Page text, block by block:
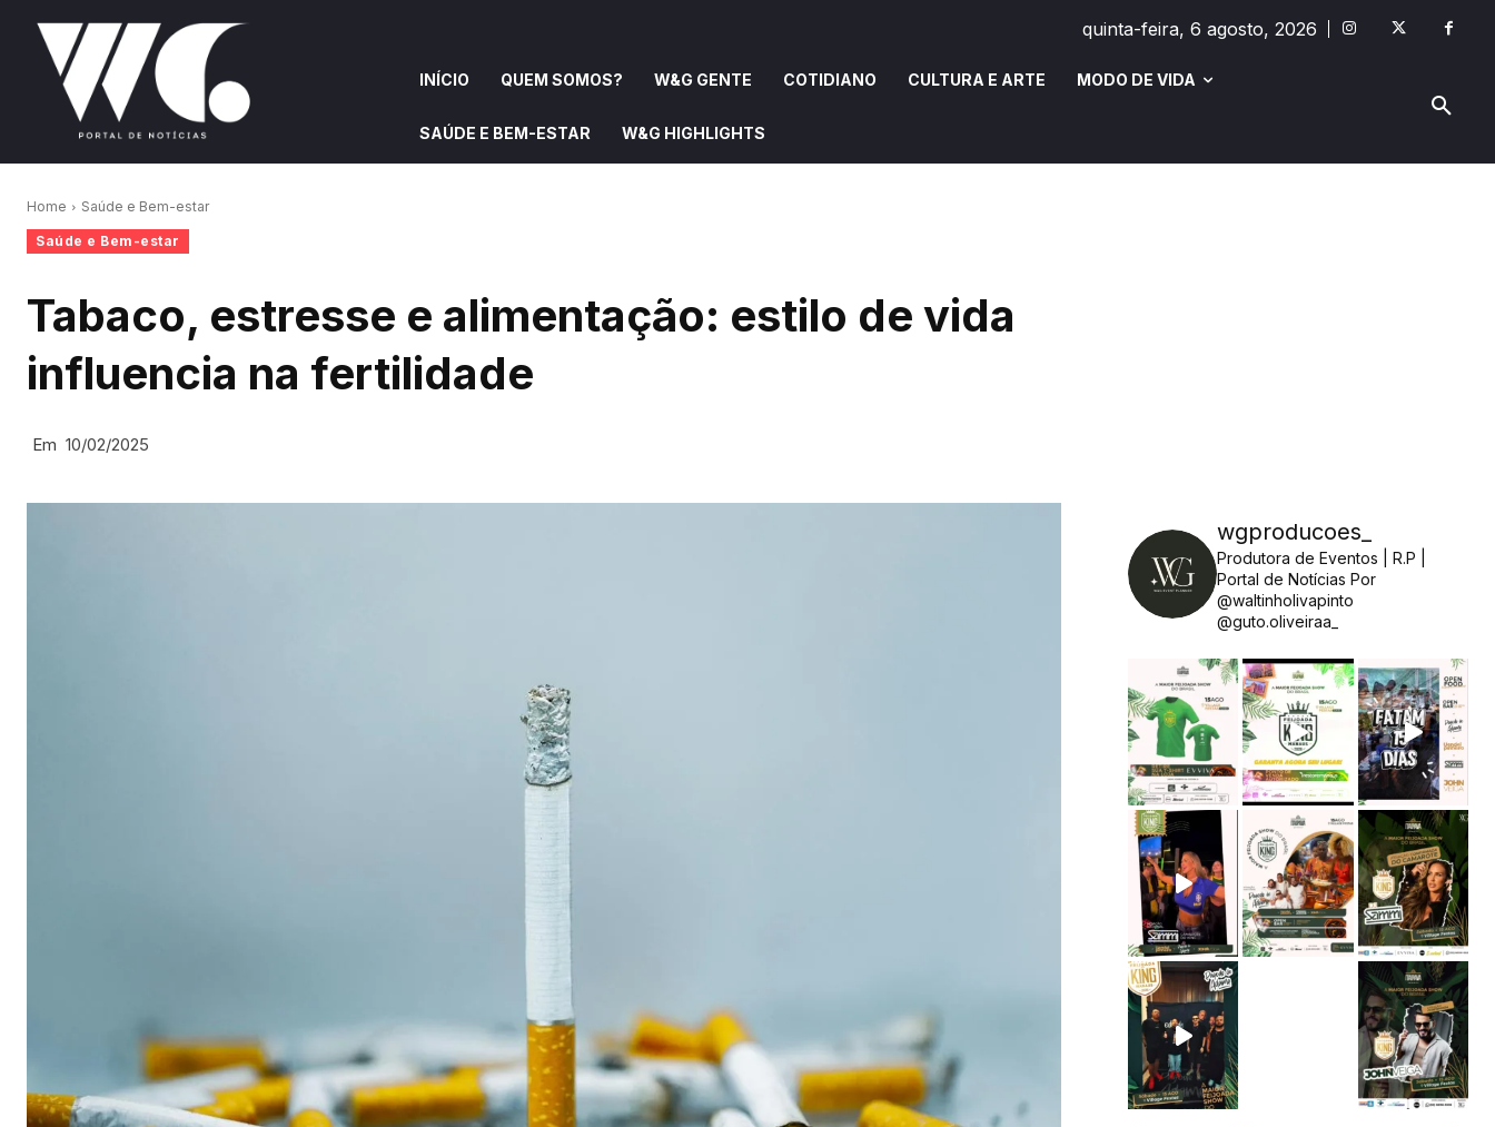
quinta-feira, 6 agosto, 2026
INÍCIO QUEM SOMOS? W&G GENTE COTIDIANO CULTURA E ARTE MODO DE VIDA
SAÚDE E BEM-ESTAR W&G HIGHLIGHTS
Home Saúde e Bem-estar
Saúde e Bem-estar
Tabaco, estresse e alimentação: estilo de vida
influencia na fertilidade
Em 10/02/2025
wgproducoes_
Produtora de Eventos | R.P |
Portal de Notícias Por
@waltinholivapinto
@guto.oliveiraa_